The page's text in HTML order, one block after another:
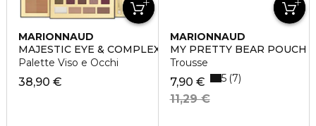
MARIONNAUD
MAJESTIC EYE & COMPLEXION PALETTE
Palette Viso e Occhi
38,90 €
MARIONNAUD
MY PRETTY BEAR POUCH
Trousse
7,90 €
11,29 €
5 7